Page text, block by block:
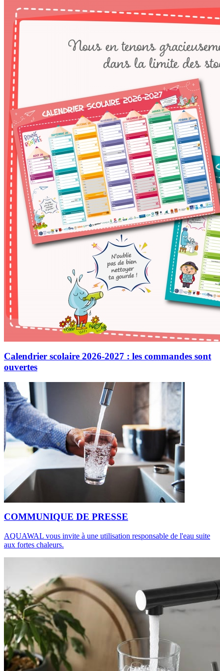
Calendrier scolaire 2026-2027 : les commandes sont
ouvertes
COMMUNIQUE DE PRESSE
AQUAWAL vous invite à une utilisation responsable de l'eau suite
aux fortes chaleurs.